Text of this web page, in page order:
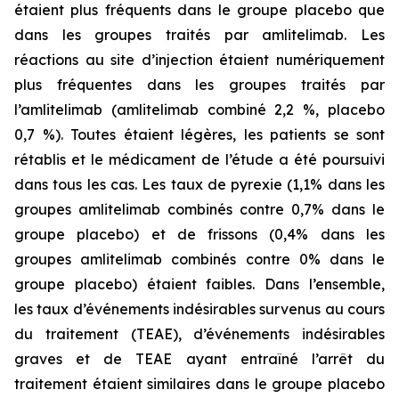
étaient plus fréquents dans le groupe placebo que
dans les groupes traités par amlitelimab. Les
réactions au site d’injection étaient numériquement
plus fréquentes dans les groupes traités par
l’amlitelimab (amlitelimab combiné 2,2 %, placebo
0,7 %). Toutes étaient légères, les patients se sont
rétablis et le médicament de l’étude a été poursuivi
dans tous les cas. Les taux de pyrexie (1,1% dans les
groupes amlitelimab combinés contre 0,7% dans le
groupe placebo) et de frissons (0,4% dans les
groupes amlitelimab combinés contre 0% dans le
groupe placebo) étaient faibles. Dans l’ensemble,
les taux d’événements indésirables survenus au cours
du traitement (TEAE), d’événements indésirables
graves et de TEAE ayant entraîné l’arrêt du
traitement étaient similaires dans le groupe placebo